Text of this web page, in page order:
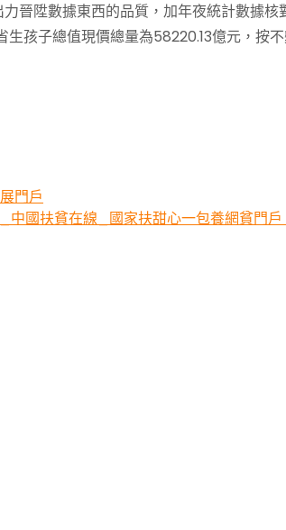
晉陞數據東西的品質，加年夜統計數據核
生孩子總值現價總量為58220.13億元，按
門戶
中國扶貧在線_國家扶甜心一包養網貧門戶